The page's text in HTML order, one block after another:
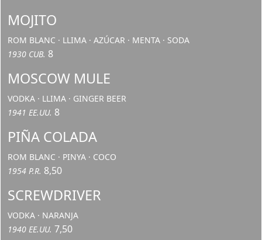
MOJITO
ROM BLANC · LLIMA · AZÚCAR · MENTA · SODA
1930 CUB. 8
MOSCOW MULE
VODKA · LLIMA · GINGER BEER
1941 EE.UU. 8
PIÑA COLADA
ROM BLANC · PINYA · COCO
1954 P.R. 8,50
SCREWDRIVER
VODKA · NARANJA
1940 EE.UU. 7,50